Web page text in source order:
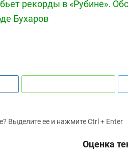
рекорды в «Рубине».
Бухаров
Выделите ее и нажмите Ctrl + Enter
Оценка